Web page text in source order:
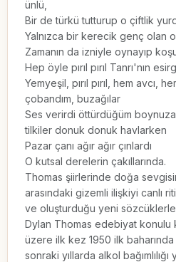
ünlü,
Bir de türkü tutturup o çiftlik
Yalnızca bir kerecik genç olan
Zamanın da izniyle oynayıp
Hep öyle pırıl pırıl Tanrı'nın
Yemyeşil, pırıl pırıl, hem avcı,
çobandım, buzağılar
Ses verirdi öttürdüğüm
tilkiler donuk donuk havlarken
Pazar çanı ağır ağır çınlardı
O kutsal derelerin çakıllarında.
Thomas şiirlerinde doğa
arasındaki gizemli ilişkiyi canlı
ve oluşturduğu yeni
Dylan Thomas edebiyat konulu
üzere ilk kez 1950 ilk
sonraki yıllarda alkol